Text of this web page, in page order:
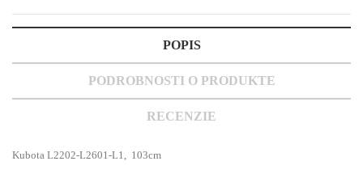
POPIS
PODROBNOSTI O PRODUKTE
RECENZIE
Kubota L2202-L2601-L1, 103cm